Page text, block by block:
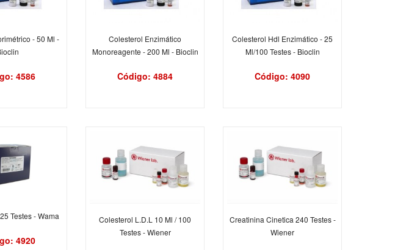
- 50 Ml -
4586
Colesterol Enzimático
Monoreagente - 200 Ml - Bioclin
Código: 4884
Colesterol Hdl Enzimático - 25
Ml/100 Testes - Bioclin
Código: 4090
Testes - Wama
4920
Colesterol L.D.L 10 Ml / 100
Testes - Wiener
Creatinina Cinetica 240 Testes -
Wiener